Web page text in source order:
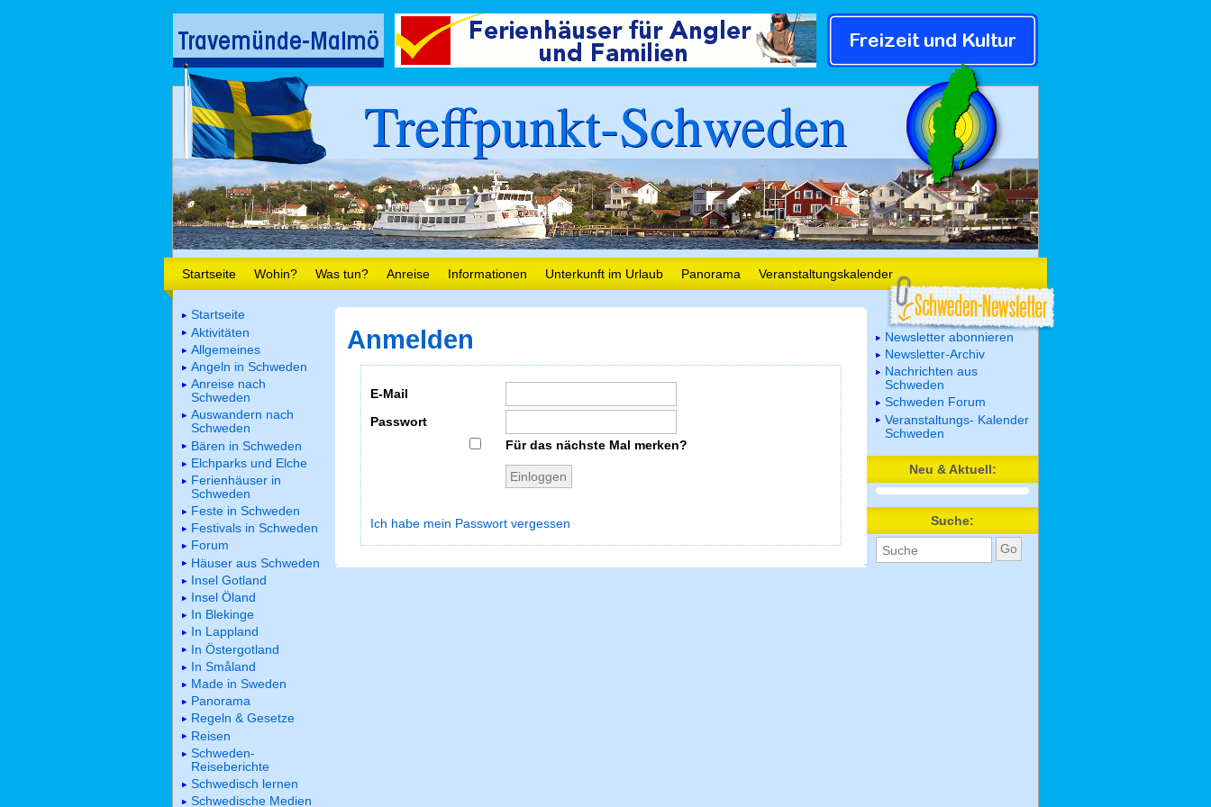
Treffpunkt-Schweden
Startseite Wohin? Was tun? Anreise Informationen Unterkunft im Urlaub Panorama Veranstaltungskalender
Anmelden
E-Mail
Passwort
Für das nächste Mal merken?
Ich habe mein Passwort vergessen
Startseite
Aktivitäten
Allgemeines
Angeln in Schweden
Anreise nach
Schweden
Auswandern nach
Schweden
Bären in Schweden
Elchparks und Elche
Ferienhäuser in
Schweden
Feste in Schweden
Festivals in Schweden
Forum
Häuser aus Schweden
Insel Gotland
Insel Öland
In Blekinge
In Lappland
In Östergotland
In Småland
Made in Sweden
Panorama
Regeln & Gesetze
Reisen
Schweden-
Reiseberichte
Schwedisch lernen
Schwedische Medien
Newsletter abonnieren
Newsletter-Archiv
Nachrichten aus
Schweden
Schweden Forum
Veranstaltungs- Kalender
Schweden
Neu & Aktuell:
Suche: